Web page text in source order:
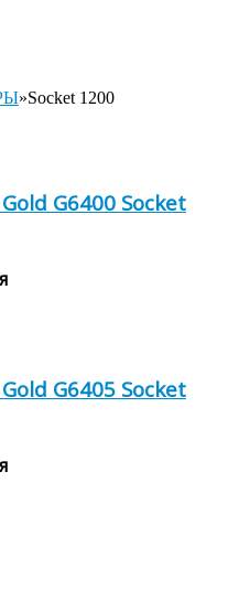
»Socket 1200
G6400 Socket
G6405 Socket